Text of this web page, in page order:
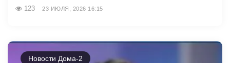
123 23 ИЮЛЯ, 2026 16:15
Новости Дома-2